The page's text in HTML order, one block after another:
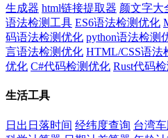
生成器 html链接提取器 颜文字大
语法检测工具 ES6语法检测优化
码语法检测优化 python语法检测
言语法检测优化 HTML/CSS语法
优化 C#代码检测优化 Rust代码
生活工具
日出日落时间 经纬度查询 台湾